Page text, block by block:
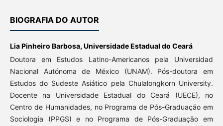
BIOGRAFIA DO AUTOR
Lia Pinheiro Barbosa, Universidade Estadual do Ceará
Doutora em Estudos Latino-Americanos pela Universidad
Nacional Autónoma de México (UNAM). Pós-doutora em
Estudos do Sudeste Asiático pela Chulalongkorn University.
Docente na Universidade Estadual do Ceará (UECE), no
Centro de Humanidades, no Programa de Pós-Graduação em
Sociologia (PPGS) e no Programa de Pós-Graduação em